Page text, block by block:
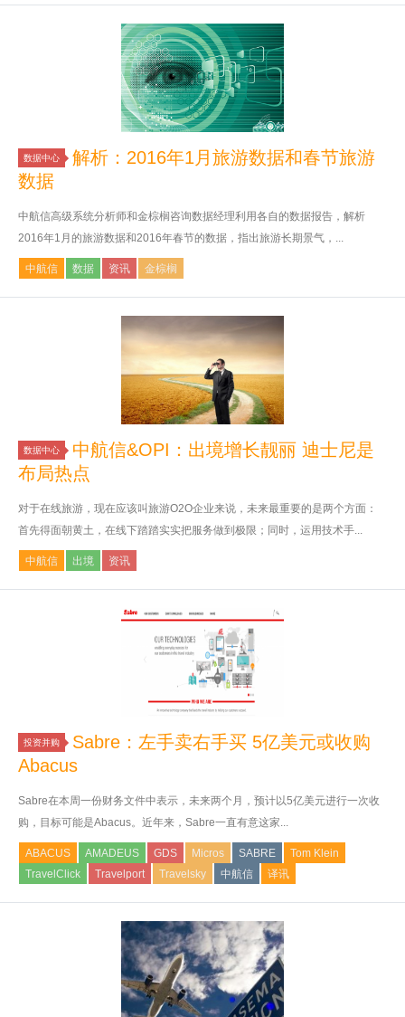
数据中心
解析：2016年1月旅游数据和春节旅游
数据
中航信高级系统分析师和金棕榈咨询数据经理利用各自的数据报告，解析
2016年1月的旅游数据和2016年春节的数据，指出旅游长期景气，...
中航信 数据 资讯 金棕榈
数据中心
中航信&OPI：出境增长靓丽 迪士尼是
布局热点
对于在线旅游，现在应该叫旅游O2O企业来说，未来最重要的是两个方面：
首先得面朝黄土，在线下踏踏实实把服务做到极限；同时，运用技术手...
中航信 出境 资讯
投资并购
Sabre：左手卖右手买 5亿美元或收购
Abacus
Sabre在本周一份财务文件中表示，未来两个月，预计以5亿美元进行一次收
购，目标可能是Abacus。近年来，Sabre一直有意这家...
ABACUS AMADEUS GDS Micros SABRE
Tom Klein
TravelClick
Travelport Travelsky 中航信 译讯